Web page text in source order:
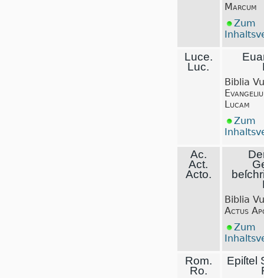
Marcum
Zum
Luce.
Luc.
Biblia
Lucam
Zum
Ac.
Act.
Acto.
Biblia
Actus
Zum
Rom.
Ro.
Epiſtel